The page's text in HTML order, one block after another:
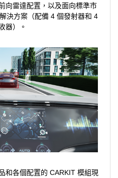
向雷達配置，以及面向標準市
決方案（配備 4 個發射器和 4
器）。
和各個配置的 CARKIT 模組現